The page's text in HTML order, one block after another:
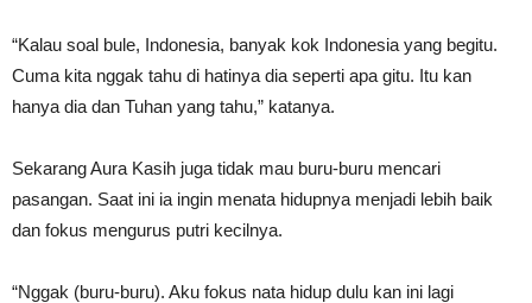
“Kalau soal bule, Indonesia, banyak kok Indonesia yang begitu.
Cuma kita nggak tahu di hatinya dia seperti apa gitu. Itu kan
hanya dia dan Tuhan yang tahu,” katanya.
Sekarang Aura Kasih juga tidak mau buru-buru mencari
pasangan. Saat ini ia ingin menata hidupnya menjadi lebih baik
dan fokus mengurus putri kecilnya.
“Nggak (buru-buru). Aku fokus nata hidup dulu kan ini lagi